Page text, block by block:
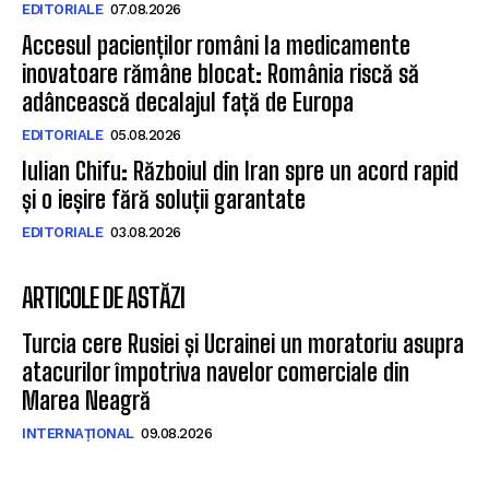
EDITORIALE 07.08.2026
Accesul pacienților români la medicamente
inovatoare rămâne blocat: România riscă să
adâncească decalajul față de Europa
EDITORIALE 05.08.2026
Iulian Chifu: Războiul din Iran spre un acord rapid
și o ieșire fără soluții garantate
EDITORIALE 03.08.2026
ARTICOLE DE ASTĂZI
Turcia cere Rusiei și Ucrainei un moratoriu asupra
atacurilor împotriva navelor comerciale din
Marea Neagră
INTERNAȚIONAL 09.08.2026